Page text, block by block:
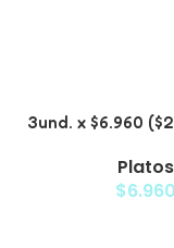
3und. x $6.960
Platos
$6.960